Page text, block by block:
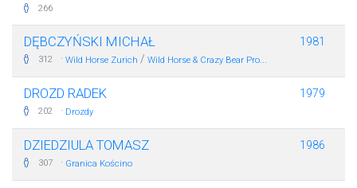
266
DĘBCZYŃSKI MICHAŁ
312 · Wild Horse Zurich / Wild Horse & Crazy Bear Pro...
1981
DROZD RADEK
202 · Drozdy
1979
DZIEDZIULA TOMASZ
307 · Granica Kościno
1986